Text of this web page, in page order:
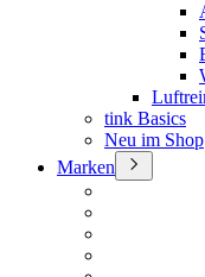
tink Basics
Neu im Shop
Marken